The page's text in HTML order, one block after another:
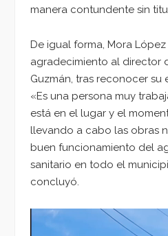
manera contundente sin
De igual forma, Mora
agradecimiento al director
Guzmán, tras reconocer su
«Es una persona muy
está en el lugar y el
llevando a cabo las obras
buen funcionamiento del
sanitario en todo el
concluyó.
Reproductor